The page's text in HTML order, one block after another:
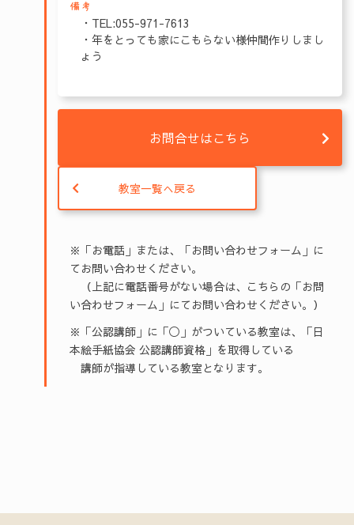
備考
・TEL:055-971-7613
・年をとっても家にこもらない様仲間作りしまし
ょう
お問合せはこちら
教室一覧へ戻る
※「お電話」または、「お問い合わせフォーム」に
てお問い合わせください。
（上記に電話番号がない場合は、こちらの「お問
い合わせフォーム」にてお問い合わせください。）
※「公認講師」に「◯」がついている教室は、「日
本絵手紙協会 公認講師資格」を取得している
講師が指導している教室となります。